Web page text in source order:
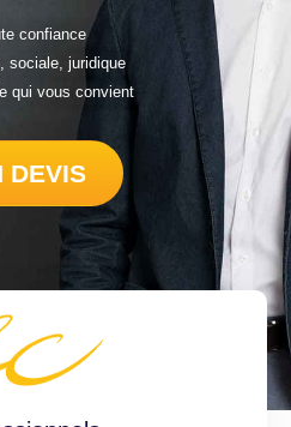
confiance
sociale, juridique
qui vous convient
DEVIS